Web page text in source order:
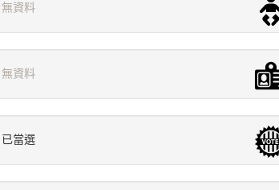
無資料
無資料
已當選